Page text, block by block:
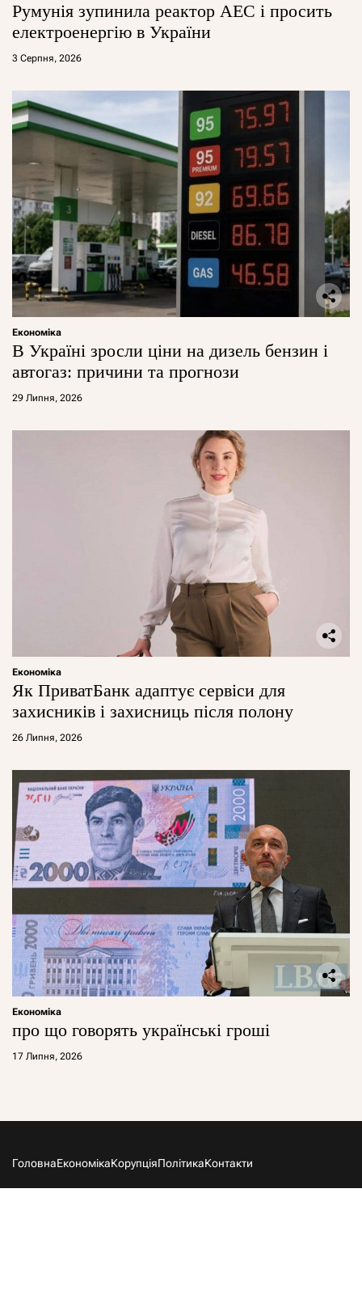
Румунія зупинила реактор АЕС і просить
електроенергію в України
3 Серпня, 2026
Економіка
В Україні зросли ціни на дизель бензин і
автогаз: причини та прогнози
29 Липня, 2026
Економіка
Як ПриватБанк адаптує сервіси для
захисників і захисниць після полону
26 Липня, 2026
Економіка
про що говорять українські гроші
17 Липня, 2026
ГоловнаЕкономікаКорупціяПолітикаКонтакти